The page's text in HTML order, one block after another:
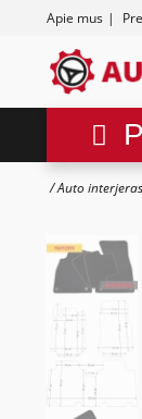
Apie mus |
Auto interjeras